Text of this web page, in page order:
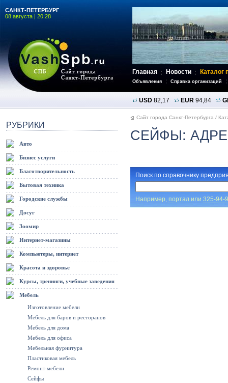
САНКТ-ПЕТЕРБУРГ
08 августа | 20:28
Главная Новости Каталог
Объявления Справка организаций
USD 82,17 EUR 94,84
РУБРИКИ
Авто
Бизнес услуги
Благотворительность
Бытовая техника
Городские службы
Досуг
Зоомир
Интернет-магазины
Компьютеры, интернет
Красота и здоровье
Курсы, тренинги, учебные заведения
Мебель
Изготовление мебели
Мебель для баров и ресторанов
Мебель для дома
Мебель для офиса
Мебельная фурнитура
Пластиковая мебель
Ремонт мебели
Сейфы
Сайт города Санкт-Петербурга /
СЕЙФЫ:
Поиск по справочнику
Например, порталили 325-94-